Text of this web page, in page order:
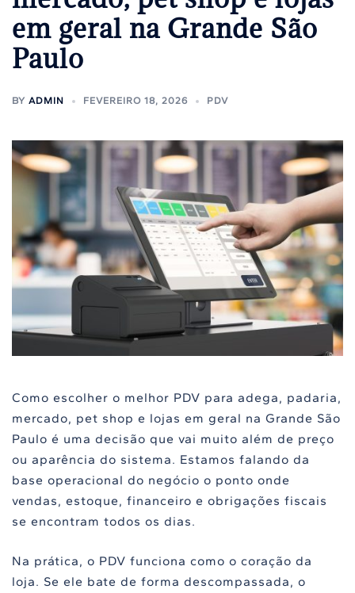
em geral na Grande São
Paulo
BY ADMIN FEVEREIRO 18, 2026 PDV
Como escolher o melhor PDV para adega, padaria,
mercado, pet shop e lojas em geral na Grande São
Paulo é uma decisão que vai muito além de preço
ou aparência do sistema. Estamos falando da
base operacional do negócio o ponto onde
vendas, estoque, financeiro e obrigações fiscais
se encontram todos os dias.
Na prática, o PDV funciona como o coração da
loja. Se ele bate de forma descompassada, o